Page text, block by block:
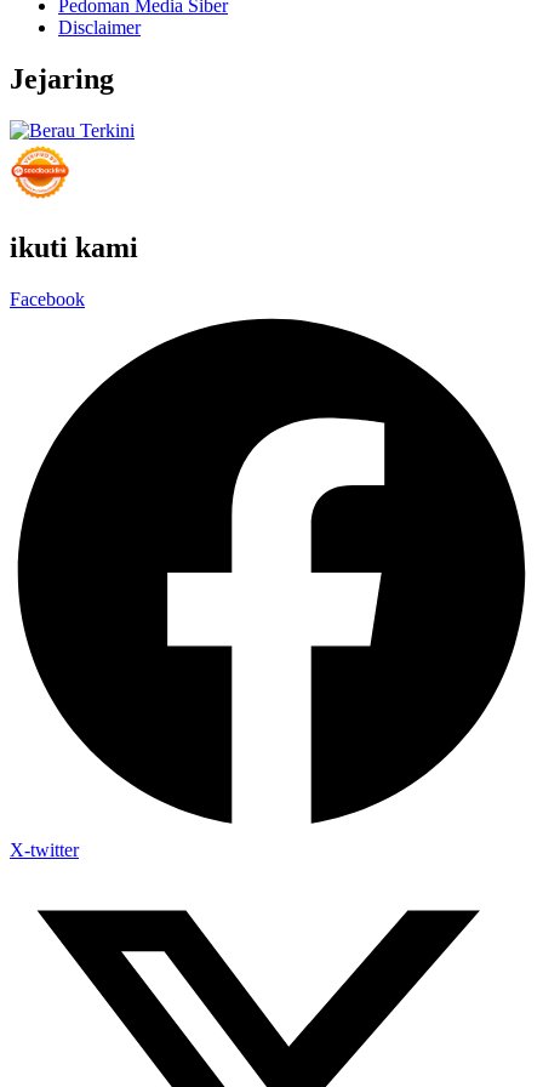
Pedoman Media Siber
Disclaimer
Jejaring
ikuti kami
Facebook
X-twitter